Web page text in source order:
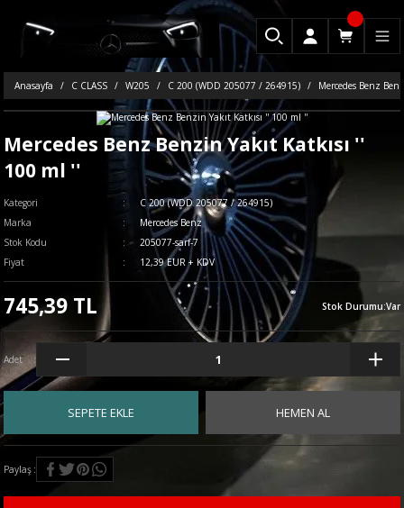
Anasayfa C CLASS W205 C 200 (WDD 205077 / 264915) Mercedes Benz
Mercedes Benz Benzin Yakıt Katkısı ''
100 ml ''
Kategori
C 200 (WDD 205077 / 264915)
Marka
Mercedes Benz
Stok Kodu
205077-sarf-7
Fiyat
12,39 EUR + KDV
745,39 TL Stok Durumu:Var
Adet
SEPETE EKLE HEMEN AL
Paylaş